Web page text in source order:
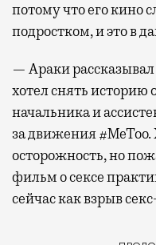
потому что его кино
подростком, и это в
— Араки
хотел снять
начальника и
за движения #MeToo.
осторожность, но
фильм о сексе
сейчас как взрыв